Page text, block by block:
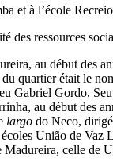
et à l’école
des ressources
au début des
quartier était le
Gabriel Gordo,
au début des
largo do Neco,
União de
Madureira, celle de